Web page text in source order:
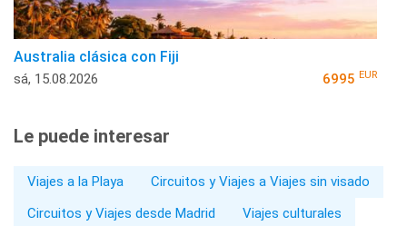
Australia clásica con Fiji
sá, 15.08.2026 6995 EUR
Le puede interesar
Viajes a la Playa
Circuitos y Viajes a Viajes sin visado
Circuitos y Viajes desde Madrid
Viajes culturales